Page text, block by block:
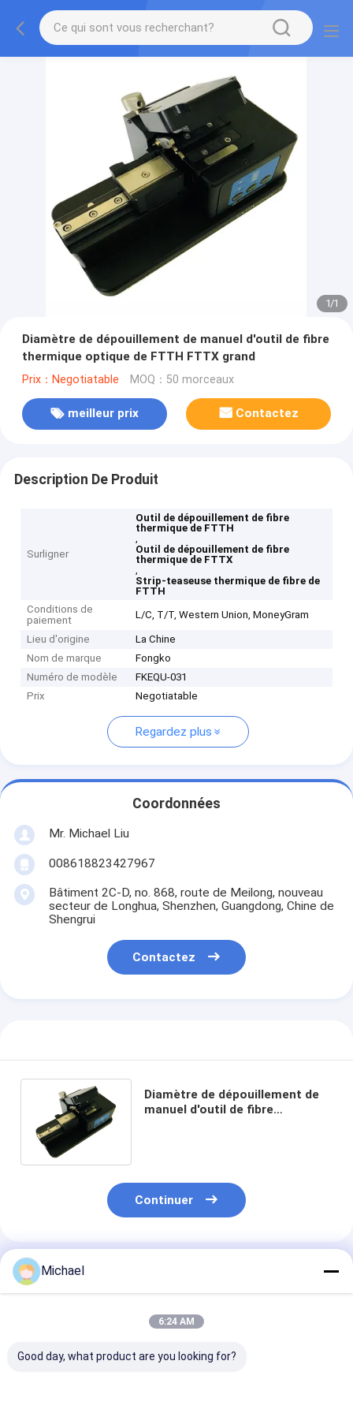
1/1
Diamètre de dépouillement de manuel d'outil de fibre
thermique optique de FTTH FTTX grand
Prix：Negotiatable MOQ：50 morceaux
meilleur prix Contactez
Description De Produit
Surligner
Outil de dépouillement de fibre
thermique de FTTH
,
Outil de dépouillement de fibre
thermique de FTTX
,
Strip-teaseuse thermique de fibre de
FTTH
Conditions de
paiement
L/C, T/T, Western Union, MoneyGram
Lieu d'origine
La Chine
Nom de marque
Fongko
Numéro de modèle
FKEQU-031
Prix
Negotiatable
Regardez plus
Coordonnées
Mr. Michael Liu
008618823427967
Bâtiment 2C-D, no. 868, route de Meilong, nouveau
secteur de Longhua, Shenzhen, Guangdong, Chine de
Shengrui
Contactez
Diamètre de dépouillement de
manuel d'outil de fibre
Continuer
Produits Recommandés
Michael
6:24 AM
Good day, what product are you looking for?